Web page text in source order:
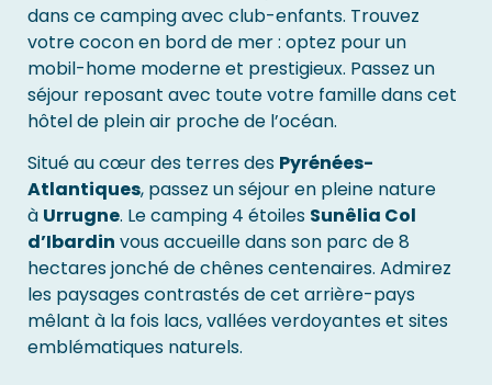
dans ce camping avec club-enfants. Trouvez
votre cocon en bord de mer : optez pour un
mobil-home moderne et prestigieux. Passez un
séjour reposant avec toute votre famille dans cet
hôtel de plein air proche de l’océan.
Situé au cœur des terres des Pyrénées-
Atlantiques, passez un séjour en pleine nature
à Urrugne. Le camping 4 étoiles Sunêlia Col
d’Ibardin vous accueille dans son parc de 8
hectares jonché de chênes centenaires. Admirez
les paysages contrastés de cet arrière-pays
mêlant à la fois lacs, vallées verdoyantes et sites
emblématiques naturels.